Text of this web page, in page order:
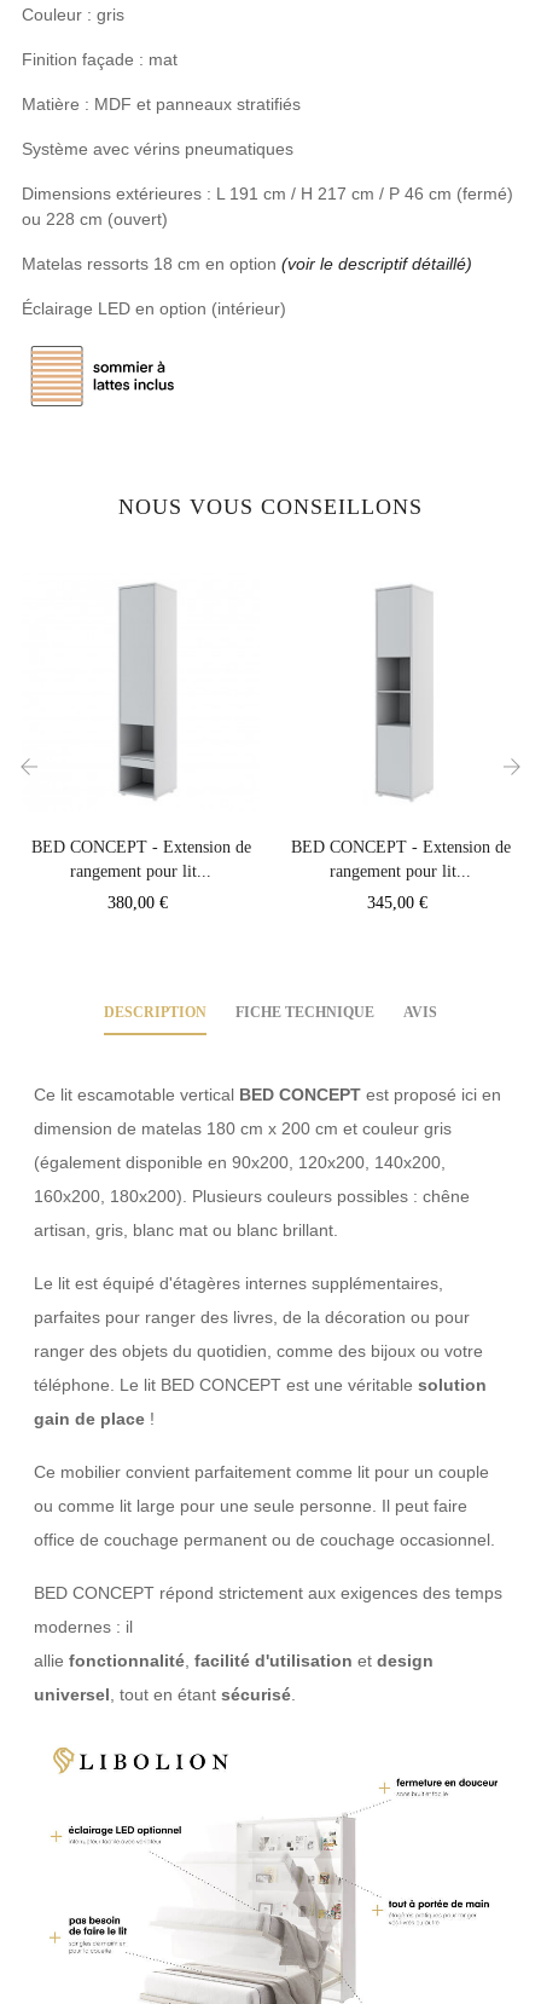
Couleur : gris
Finition façade : mat
Matière : MDF et panneaux stratifiés
Système avec vérins pneumatiques
Dimensions extérieures : L 191 cm / H 217 cm / P 46 cm (fermé)
ou 228 cm (ouvert)
Matelas ressorts 18 cm en option (voir le descriptif détaillé)
Éclairage LED en option (intérieur)
NOUS VOUS CONSEILLONS
BED CONCEPT - Extension de
rangement pour lit...
Prix
380,00 €
BED CONCEPT - Extension de
rangement pour lit...
Prix
345,00 €
DESCRIPTION FICHE TECHNIQUE AVIS
Ce lit escamotable vertical BED CONCEPT est proposé ici en
dimension de matelas 180 cm x 200 cm et couleur gris
(également disponible en 90x200, 120x200, 140x200,
160x200, 180x200). Plusieurs couleurs possibles : chêne
artisan, gris, blanc mat ou blanc brillant.
Le lit est équipé d'étagères internes supplémentaires,
parfaites pour ranger des livres, de la décoration ou pour
ranger des objets du quotidien, comme des bijoux ou votre
téléphone. Le lit BED CONCEPT est une véritable solution
gain de place !
Ce mobilier convient parfaitement comme lit pour un couple
ou comme lit large pour une seule personne. Il peut faire
office de couchage permanent ou de couchage occasionnel.
BED CONCEPT répond strictement aux exigences des temps
modernes : il
allie fonctionnalité facilité d'utilisation et design
universel , tout en étant sécurisé